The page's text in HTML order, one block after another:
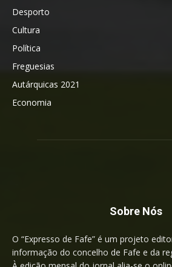
Desporto
Cultura
Política
Freguesias
Autárquicas 2021
Economia
Sobre Nós
O “Expresso de Fafe” é um projeto
informação do concelho de Fafe e da